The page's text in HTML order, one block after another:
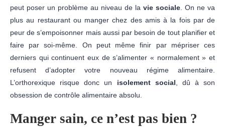
peut poser un problème au niveau de la vie sociale. On ne va
plus au restaurant ou manger chez des amis à la fois par de
peur de s’empoisonner mais aussi par besoin de tout planifier et
faire par soi-même. On peut même finir par mépriser ces
derniers qui continuent eux de s’alimenter « normalement » et
refusent d’adopter votre nouveau régime alimentaire.
L’orthorexique risque donc un isolement social, dû à son
obsession de contrôle alimentaire absolu.
Manger sain, ce n’est pas bien ?